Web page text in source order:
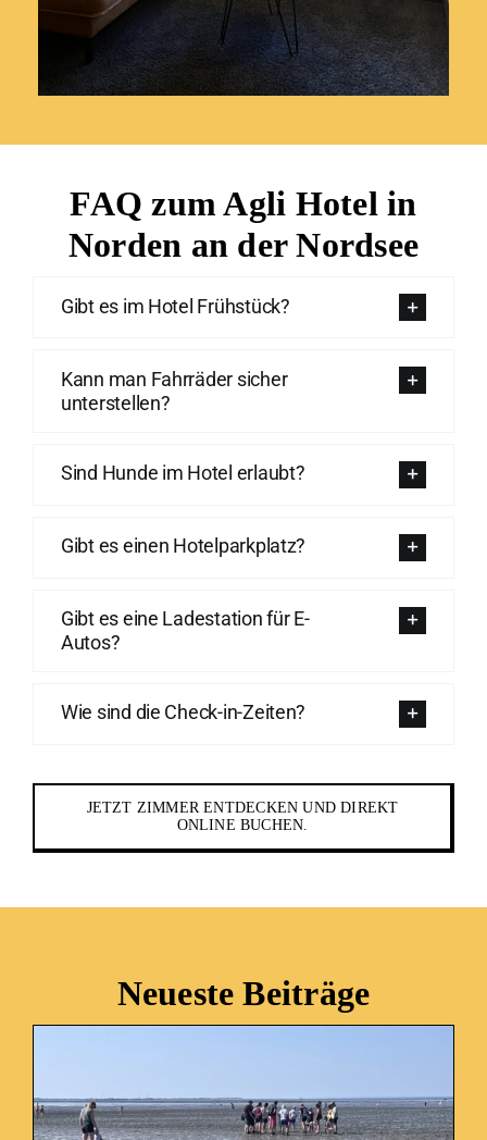
FAQ zum Agli Hotel in
Norden an der Nordsee
Gibt es im Hotel Frühstück?
Kann man Fahrräder sicher
unterstellen?
Sind Hunde im Hotel erlaubt?
Gibt es einen Hotelparkplatz?
Gibt es eine Ladestation für E-
Autos?
Wie sind die Check-in-Zeiten?
JETZT ZIMMER ENTDECKEN UND DIREKT
ONLINE BUCHEN.
Neueste Beiträge